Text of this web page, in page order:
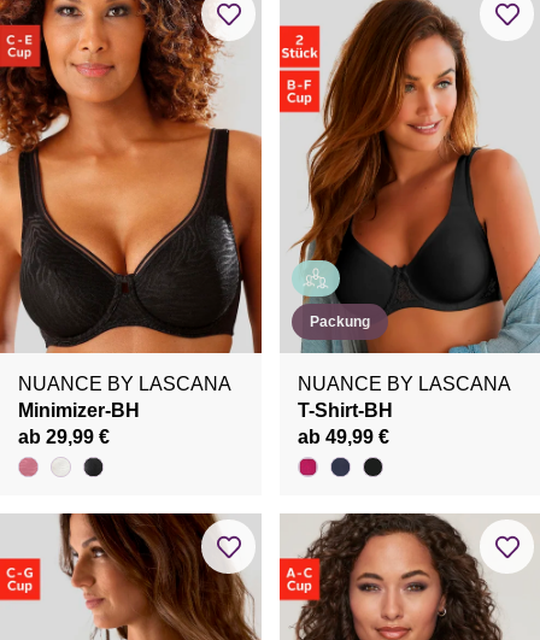
NUANCE BY LASCANA
Minimizer-BH
ab 29,99 €
Packung
NUANCE BY LASCANA
T-Shirt-BH
ab 49,99 €